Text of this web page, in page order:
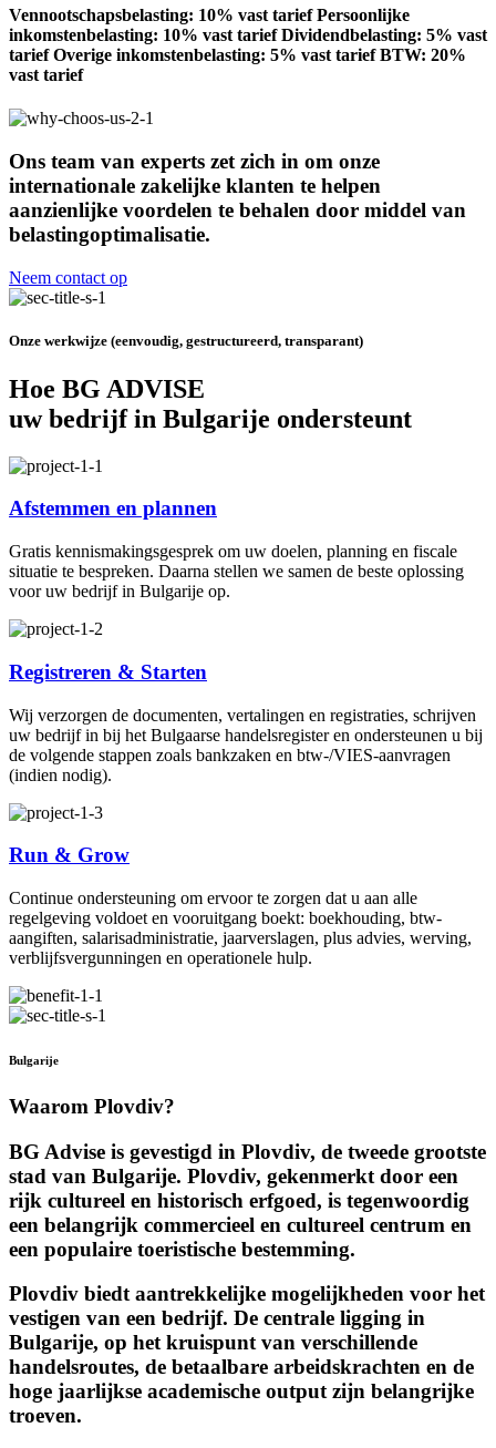
Vennootschapsbelasting: 10% vast tarief Persoonlijke
inkomstenbelasting: 10% vast tarief Dividendbelasting: 5% vast
tarief Overige inkomstenbelasting: 5% vast tarief BTW: 20%
vast tarief
Ons team van experts zet zich in om onze
internationale zakelijke klanten te helpen
aanzienlijke voordelen te behalen door middel van
belastingoptimalisatie.
Neem contact op
Onze werkwijze (eenvoudig, gestructureerd, transparant)
Hoe BG ADVISE
uw bedrijf in Bulgarije ondersteunt
Afstemmen en plannen
Gratis kennismakingsgesprek om uw doelen, planning en fiscale
situatie te bespreken. Daarna stellen we samen de beste oplossing
voor uw bedrijf in Bulgarije op.
Registreren & Starten
Wij verzorgen de documenten, vertalingen en registraties, schrijven
uw bedrijf in bij het Bulgaarse handelsregister en ondersteunen u bij
de volgende stappen zoals bankzaken en btw-/VIES-aanvragen
(indien nodig).
Run & Grow
Continue ondersteuning om ervoor te zorgen dat u aan alle
regelgeving voldoet en vooruitgang boekt: boekhouding, btw-
aangiften, salarisadministratie, jaarverslagen, plus advies, werving,
verblijfsvergunningen en operationele hulp.
Bulgarije
Waarom Plovdiv?
BG Advise is gevestigd in Plovdiv, de tweede grootste
stad van Bulgarije. Plovdiv, gekenmerkt door een
rijk cultureel en historisch erfgoed, is tegenwoordig
een belangrijk commercieel en cultureel centrum en
een populaire toeristische bestemming.
Plovdiv biedt aantrekkelijke mogelijkheden voor het
vestigen van een bedrijf. De centrale ligging in
Bulgarije, op het kruispunt van verschillende
handelsroutes, de betaalbare arbeidskrachten en de
hoge jaarlijkse academische output zijn belangrijke
troeven.